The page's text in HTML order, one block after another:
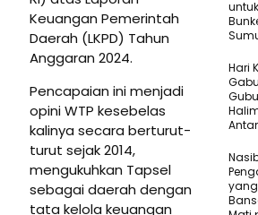
Keuangan Pemerintah
Daerah (LKPD) Tahun
Anggaran 2024.
Pencapaian ini menjadi
opini WTP kesebelas
kalinya secara berturut-
turut sejak 2014,
mengukuhkan Tapsel
sebagai daerah dengan
tata kelola keuangan
Hari
yang